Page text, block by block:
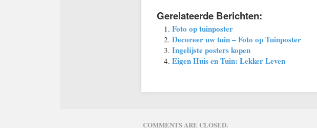
Gerelateerde Berichten:
Foto op tuinposter
Decoreer uw tuin – Foto op Tuinposter
Ingelijste posters kopen
Eigen Huis en Tuin: Lekker Leven
COMMENTS ARE CLOSED.